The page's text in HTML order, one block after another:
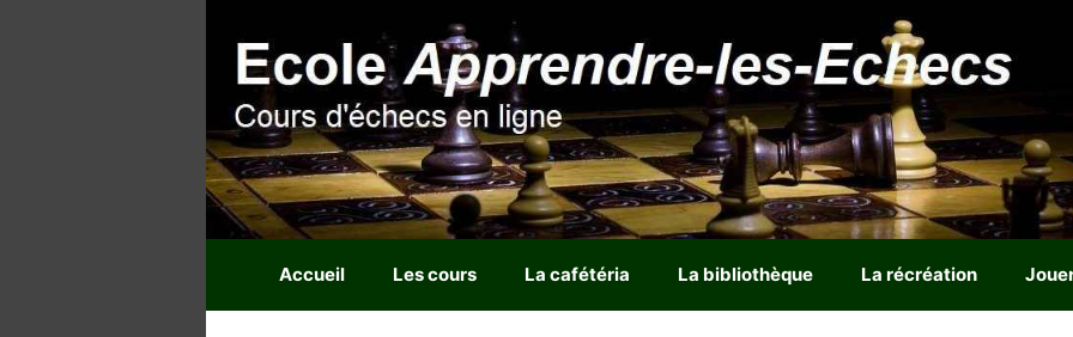
Accueil Les cours La cafétéria La bibliothèque La récréation